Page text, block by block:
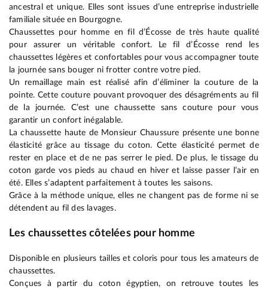
ancestral et unique. Elles sont issues d’une entreprise industrielle
familiale située en Bourgogne.
Chaussettes pour homme en fil d’Écosse de très haute qualité
pour assurer un véritable confort. Le fil d’Écosse rend les
chaussettes légères et confortables pour vous accompagner toute
la journée sans bouger ni frotter contre votre pied.
Un remaillage main est réalisé afin d’éliminer la couture de la
pointe. Cette couture pouvant provoquer des désagréments au fil
de la journée. C’est une chaussette sans couture pour vous
garantir un confort inégalable.
La chaussette haute de Monsieur Chaussure présente une bonne
élasticité grâce au tissage du coton. Cette élasticité permet de
rester en place et de ne pas serrer le pied. De plus, le tissage du
coton garde vos pieds au chaud en hiver et laisse passer l’air en
été. Elles s’adaptent parfaitement à toutes les saisons.
Grâce à la méthode unique, elles ne changent pas de forme ni se
détendent au fil des lavages.
Les chaussettes côtelées pour homme
Disponible en plusieurs tailles et coloris pour tous les amateurs de
chaussettes.
Conçues à partir du coton égyptien, on retrouve toutes les